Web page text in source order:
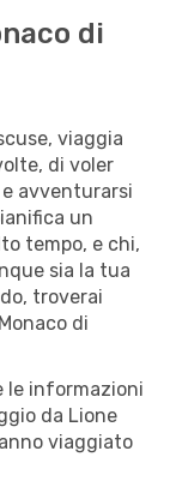
di
viaggia
di voler
avventurarsi
un
tempo, e chi,
sia la tua
troverai
di
le informazioni
da Lione
viaggiato